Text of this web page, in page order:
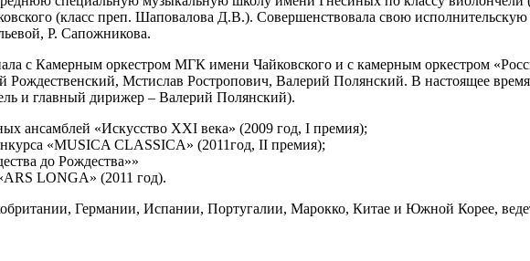
(класс преп. Шаповалова Д.В.). Совершенствовала свою
Р. Сапожникова.
с Камерным оркестром МГК имени Чайковского и с камерным оркестром
Рождественский, Мстислав Ростропович, Валерий Полянский. В настоящее
и главный дирижер – Валерий Полянский).
ансамблей «Искусство XXI века» (2009 год, I премия);
«MUSICA CLASSICA» (2011год, II премия);
до Рождества»»
LONGA» (2011 год).
Германии, Испании, Португалии, Марокко, Китае и Южной Корее,